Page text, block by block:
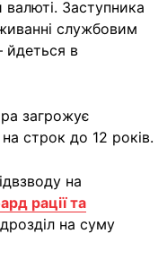
Заступника
службовим
в
загрожує
строк до 12 років.
на
рації та
на суму